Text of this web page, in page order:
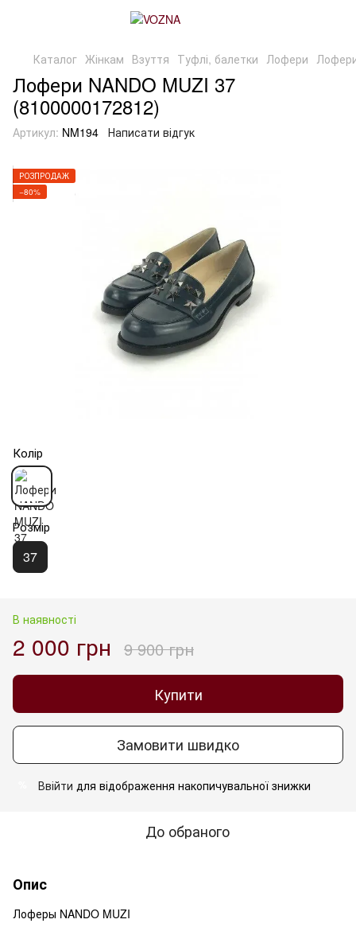
Каталог Жінкам Взуття Туфлі, балетки Лофери
Лофери NANDO MUZI 37
(8100000172812)
Артикул: NM194 Написати відгук
РОЗПРОДАЖ
−80%
Колір
Розмір
37
В наявності
2 000 грн 9 900 грн
Купити
Замовити швидко
Ввійти для відображення накопичувальної знижки
До обраного
Опис
Лоферы NANDO MUZI